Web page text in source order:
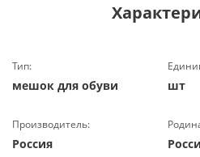
Тип:
мешок для обуви шт
Производитель:
Россия